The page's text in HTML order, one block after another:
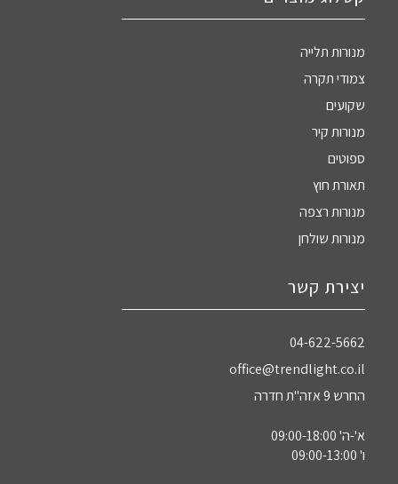
מנורות תלייה
צמודי תקרה
שקועים
מנורות קיר
ספוטים
תאורת חוץ
מנורות רצפה
מנורות שולחן
יצירת קשר
04-622-5662‏
office@trendlight.co.il
החרש 9 אזה"ת חדרה
א'-ה' 09:00-18:00
ו' 09:00-13:00